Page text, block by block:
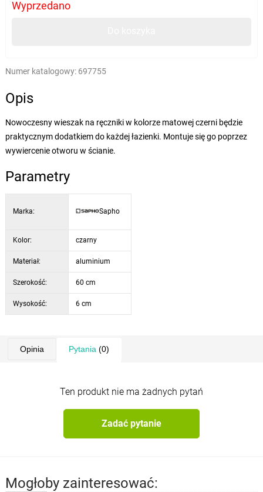
Wyprzedano
Numer katalogowy: 697755
Opis
Nowoczesny wieszak na ręczniki w kolorze matowej czerni będzie
praktycznym dodatkiem do każdej łazienki. Montuje się go poprzez
wywiercenie otworu w ścianie.
Parametry
Marka: Sapho
Kolor: czarny
Materiał: aluminium
Szerokość: 60 cm
Wysokość: 6 cm
Opinia Pytania (0)
Ten produkt nie ma żadnych pytań
Zadać pytanie
Mogłoby zainteresować: